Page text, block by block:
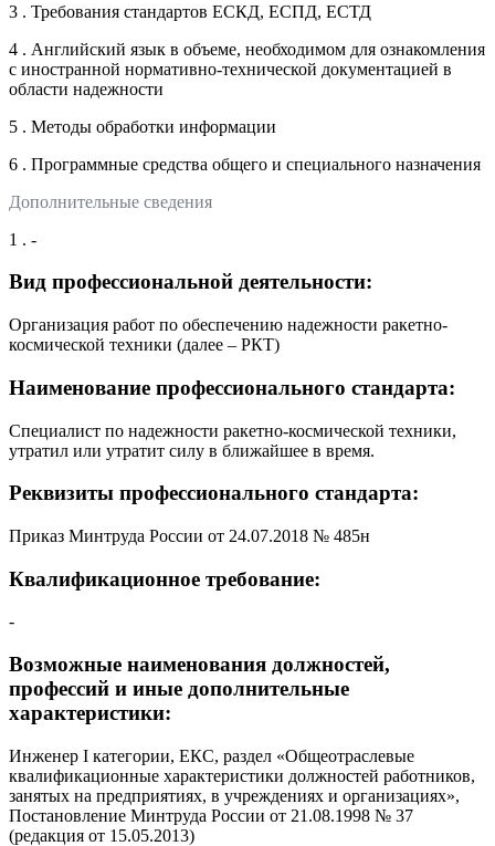
3 . Требования стандартов ЕСКД, ЕСПД, ЕСТД
4 . Английский язык в объеме, необходимом для ознакомления
с иностранной нормативно-технической документацией в
области надежности
5 . Методы обработки информации
6 . Программные средства общего и специального назначения
Дополнительные сведения
1 . -
Вид профессиональной деятельности:
Организация работ по обеспечению надежности ракетно-
космической техники (далее – РКТ)
Наименование профессионального стандарта:
Специалист по надежности ракетно-космической техники,
утратил или утратит силу в ближайшее в время.
Реквизиты профессионального стандарта:
Приказ Минтруда России от 24.07.2018 № 485н
Квалификационное требование:
-
Возможные наименования должностей,
профессий и иные дополнительные
характеристики:
Инженер I категории, ЕКС, раздел «Общеотраслевые
квалификационные характеристики должностей работников,
занятых на предприятиях, в учреждениях и организациях»,
Постановление Минтруда России от 21.08.1998 № 37
(редакция от 15.05.2013)